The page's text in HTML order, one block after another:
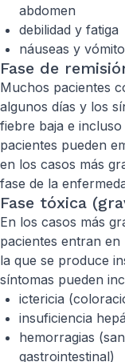
abdomen
debilidad y fatiga
náuseas y
Fase de
Muchos pacientes
algunos días y los
fiebre baja e
pacientes pueden
en los casos más
fase de la
Fase tóxica
En los casos más
pacientes entran
la que se produce
síntomas pueden
ictericia
insuficiencia
hemorragias
gastrointestinal)